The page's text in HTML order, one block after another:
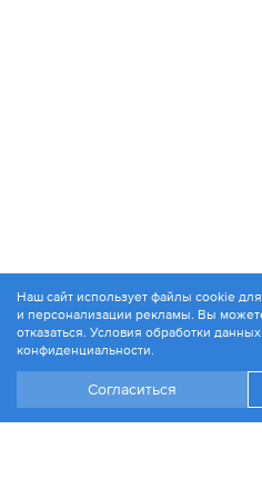
© 1994-2026. ЗАО
Политика
Наш сайт использует файлы cookie
и персонализации рекламы. Вы
отказаться. Условия обработки
конфиденциальности.
Согласиться